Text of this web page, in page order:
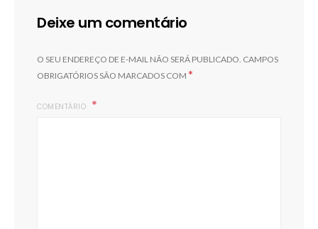
Deixe um comentário
O SEU ENDEREÇO DE E-MAIL NÃO SERÁ PUBLICADO. CAMPOS
OBRIGATÓRIOS SÃO MARCADOS COM *
COMENTÁRIO